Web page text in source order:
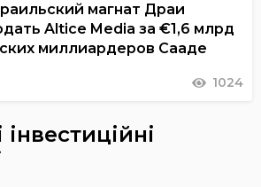
магнат Драи
Altice Media за €1,6 млрд
миллиардеров Сааде
1024